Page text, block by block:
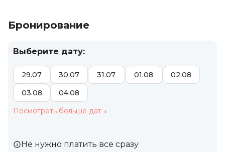
Бронирование
Выберите дату:
29.07 30.07 31.07 01.08
02.08
03.08
04.08
Посмотреть больше дат ↓
Не нужно платить все сразу